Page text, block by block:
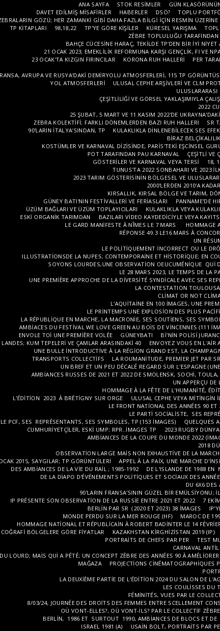
ANA SAYFA STOK RESIMLER
GÜN
DAVET EDILMIŞ MISAFIRLER
HABERLER DSÖ?
TOPLU
GÖZÜ; HER ZAMANKI GIBI DAHA FAZLA BILGI IÇIN RESMIN
TP KITAPLARI
98,18,22 TP'YE GÖRE KIŞILER KÜRESEL YARIŞMA
ZÈBRE TOPLULUĞU
BAHÇE CÜCESINE HARAÇ, TEKILDE TP'DEN BIR IYI
21 OCAK 2023; EMEKLILIK REFORMUNA KARŞI GENÇLIK, FI VE
23 OCAK'TA KIZGIN FIRINCILAR
KORONA RUH HALLERI PER
AVRUPA VE RUSYA'DAKI DEMIRYOLU ATMOSFERLERI, 115 TP
YOL ATMOSFERLERI
ULUSAL CEPHE ARŞIVLERI VE CLM
ULUSLARARASI
ÇEŞITLILIĞI VE GÖRSEL YAKLAŞIMIYLA
2022
25 ŞUBAT, 5 MART VE 11 KASIM 2022'DE
ZEBRA KOLEKTIFI; FARKLI DÖNEMLERDEN BAZI RUH HALLERI
SR
90'LARIN İTALYA'SINDAN, TP
KULAKLIKLA DINLENEBILECEK SES
BIRAZ
KOSTÜMLER VE KARNAVAL DIZISINDE, PARIS'TEKI EŞCINSEL
POT TARAFINDAN PAU KARNAVAL
ÇEŞITLI VE
GÖSTERILER VE KARNAVAL VEYA TERSI
18,
TUNUS'TA 2022 SONBAHARI VE 2023
2023 TARIM GÖSTERISININ BÖLGESEL VE
2000'LERDEN 2010'A
KIRSALLIK, KIRSAL BÖLGE VE TARIM,
GÜNEY BATI'NIN FESTIVALLERI VE FERIASLARI
PANNAME'DE
ÜZÜM BAĞLARI VE ÜZÜM TOPLAYICILARI
KULAKLIKLA VEYA
ESKI ORGANIK TARIMDAN
BAZILARI VIDEO KAYDEDICIYLE VEYA
LE GARD MANIFESTE À NÎMES LE 7 MARS
HOMMAGE
RÉPONSE 49.3 LE16 MARS À
UN
LE POLITIQUEMENT INCORRECT OU LE
ILLUSTRATIONSDE LA NUPES; CONTEMPORAINE ET HISTORIQUE; EN
SOYONS LOURDES,UNE OBSERVATION OEUCUMÉNIQUE QUI
LE 28 MARS 2023, LE TEMPS DE LA
UNE PREMIÈRE APPROCHE DE LA DIVERSITÉ SYNDICALE AVEC SES
LA CONTESTATION
CLIMAT OR NOT
L'AQUITAINE EN 100 IMAGES, UNE
LE PRINTEMPS UNE EXPLOSION DES PLUS
LA RÉPUBLIQUE EN MARCHE, LA MACRONIE, SES SOUTIENS, SES
AMBIACES DU FESTIVAL WE LOVE GREEN AU BOIS DE VINCENNES (111
ENVOLE TOI UNE PREMIÈRE VOLÉE
GÜNEYBATI
BI'NIN POLISI
LANDES; KUM TEPELERI VE ÇAMLAR ARASINDAKI 40
ENVOYEZ VOUS EN
UNE BULLE INTRODUCTIVE À LA RÉGION GRAND EST, LA
TRANSPORTS COLLECTIFS
LA ROUMANITUDE, PREMIER JET PAR
UN BREF ET UN PEU DÉCALÉ REGARD SUR L'ESPAGNE
AMBIANCES RUSSES DE 2021 ET 2022 DE SMOLENSK, SOCHI,
UN APPERÇU DE
HOMMAGE À LA FÊTE DE L'HUMANITÉ,
L'ÉDITION 2023 À BRÉTIGNY SUR ORGE
ULUSAL CEPHE VEYA MITINGIN
LE FRONT NATIONAL DES ANNÉES 90
LE PARTI SOCIALISTE, SES
LE PCF, SES REPRÉSENTANTS, SES SYMBOLES, TP (153 IMAGES)
QUELQUES
CUMHURIYETÇILER, ESKI UMP; RPR..IMAGES TP
2023 RUGBY
AMBIANCES DE LA COUPE DU MONDE 2022
2018
OBSERVATION LARGE MAIS NON EXHAUSTIVE DE LA
2015, SAYGILAR; TP GÖRÜNTÜLERI
APPEL À LA PAIX, UNE MARCHE
DES AMBIANCES DE LA VIE DU RAIL ; 1985-1992
DE L'ISLANDE DE 1988
DE LA DIAPO D'ÉVÉNEMENTS POLITIQUES ET SOCIAUX DES
DU 6X6 DES
90'LARIN FRANSA'SININ GÜZEL BIR EMÜLSIYONU;
IP PRÉSENTE SON OBSERVATION DE LA RUSSIE ENTRE 2021 ET 2022
7
BERLIN PAR SR (2020 ET 2023) 38 IMAGES
MONDE PERDU SUR LA MER ROUGE (HF)
MAROC DE
HOMMAGE NATIONAL ET RÉPUBLICAIN À ROBERT BADINTER LE 14
COĞRAFI BÖLGELERE GÖRE FIYATLAR
KAZAKHSTAN KIRGHIZISTAN 2019 (IP)
PORTRAITS DE CHEFS PAR PER
TEST
CARNAVAL
DU LOURD; MAIS QUI A PÉTÉ; UN CONCEPT ZÈBRE DES ANNÉES 90 À
MAĞAZA
PROJECTIONS CINÉMATOGRAPHIQUES
LA DEUXIÈME PARTIE DE L'ÉDITION 2024 DU SALON DE
LES COULISSES DU
FÉMINITÉS, VUES PAR LE
8/03/24, JOURNÉE DES DROITS DES FEMMES ENTRE SCELLEMENT
OÙ VONT-ELLES?, OÙ VONT-ILS? PAR LE COLLECTIF
BERLIN, 1986 ET SURTOUT 1990, AMBIANCES DE BLOCS ET
ISRAEL 1981 (A)
USAIN BOLT, PORTRAITS PAR